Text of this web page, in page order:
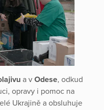
a v Odese, odkud
opravy i pomoc na
Ukrajině a obsluhuje